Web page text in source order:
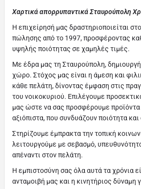
Χαρτικά απορρυπαντικά Σταυρούπολη
Η επιχείρησή μας δραστηριοποιείται
πώλησης από το 1997, προσφέροντας
υψηλής ποιότητας σε χαμηλές τιμές.
Με έδρα μας τη Σταυρούπολη,
χώρο. Στόχος μας είναι η άμεση και
κάθε πελάτη, δίνοντας έμφαση στις
του νοικοκυριού. Επιλέγουμε
μας ώστε να σας προσφέρουμε
αξιόπιστα, που συνδυάζουν ποιότητα και
Στηρίζουμε έμπρακτα την τοπική
λειτουργούμε με σεβασμό,
απέναντι στον πελάτη.
Η εμπιστοσύνη σας όλα αυτά τα χρόνια
ανταμοιβή μας και η κινητήριος δύναμη